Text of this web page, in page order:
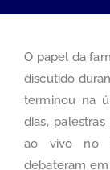
O papel da
discutido
terminou na
dias,
ao vivo no
debateram